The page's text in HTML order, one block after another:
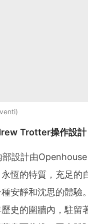
Trotter操作設計
設計由
恆的特質，充足
安靜和沈思的體驗
史的圍牆內，駐